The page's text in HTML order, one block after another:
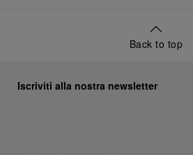
Back to top
Iscriviti alla nostra newsletter